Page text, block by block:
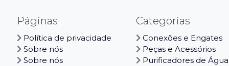
Páginas
Política de privacidade
Sobre nós
Sobre nós
Categorias
Conexões e Engates
Peças e Acessórios
Purificadores de Água